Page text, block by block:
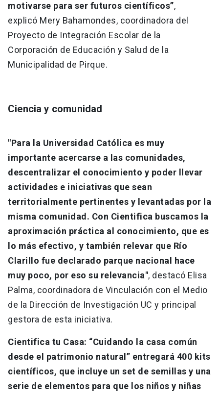
motivarse para ser futuros científicos”,
explicó Mery Bahamondes, coordinadora del
Proyecto de Integración Escolar de la
Corporación de Educación y Salud de la
Municipalidad de Pirque.
Ciencia y comunidad
"Para la Universidad Católica es muy
importante acercarse a las comunidades,
descentralizar el conocimiento y poder llevar
actividades e iniciativas que sean
territorialmente pertinentes y levantadas por la
misma comunidad. Con Cientifica buscamos la
aproximación práctica al conocimiento, que es
lo más efectivo, y también relevar que Río
Clarillo fue declarado parque nacional hace
muy poco, por eso su relevancia", destacó Elisa
Palma, coordinadora de Vinculación con el Medio
de la Dirección de Investigación UC y principal
gestora de esta iniciativa.
Cientifica tu Casa: “Cuidando la casa común
desde el patrimonio natural” entregará 400 kits
científicos, que incluye un set de semillas y una
serie de elementos para que los niños y niñas